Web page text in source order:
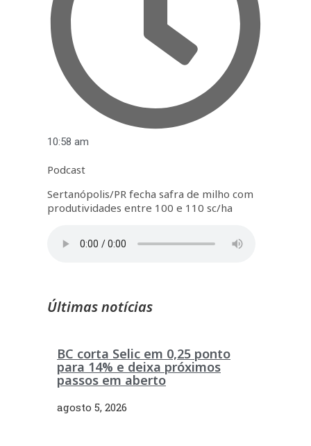
10:58 am
Podcast
Sertanópolis/PR fecha safra de milho com
produtividades entre 100 e 110 sc/ha
Últimas notícias
BC corta Selic em 0,25 ponto
para 14% e deixa próximos
passos em aberto
agosto 5, 2026